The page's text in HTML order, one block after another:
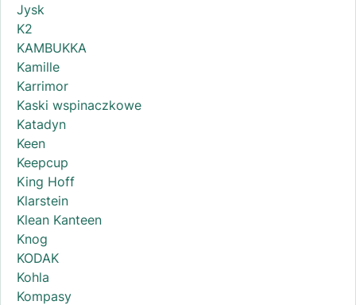
Jysk
K2
KAMBUKKA
Kamille
Karrimor
Kaski wspinaczkowe
Katadyn
Keen
Keepcup
King Hoff
Klarstein
Klean Kanteen
Knog
KODAK
Kohla
Kompasy